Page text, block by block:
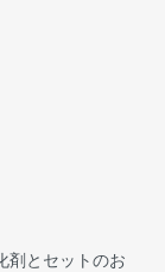
剤とセットのお